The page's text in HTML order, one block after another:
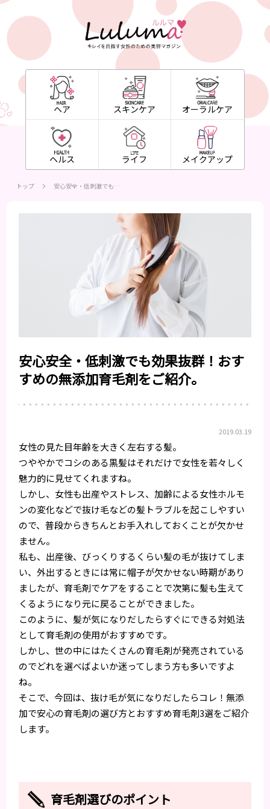
ヘア スキンケア オーラルケア
ヘルス ライフ メイクアップ
トップ 安心安全・低刺激でも…
安心安全・低刺激でも効果抜群！おす
すめの無添加育毛剤をご紹介。
2019.03.19
女性の見た目年齢を大きく左右する髪。
つややかでコシのある黒髪はそれだけで女性を若々しく
魅力的に見せてくれますね。
しかし、女性も出産やストレス、加齢による女性ホルモ
ンの変化などで抜け毛などの髪トラブルを起こしやすい
ので、普段からきちんとお手入れしておくことが欠かせ
ません。
私も、出産後、びっくりするくらい髪の毛が抜けてしま
い、外出するときには常に帽子が欠かせない時期があり
ましたが、育毛剤でケアをすることで次第に髪も生えて
くるようになり元に戻ることができました。
このように、髪が気になりだしたらすぐにできる対処法
として育毛剤の使用がおすすめです。
しかし、世の中にはたくさんの育毛剤が発売されている
のでどれを選べばよいか迷ってしまう方も多いですよ
ね。
そこで、今回は、抜け毛が気になりだしたらコレ！無添
加で安心の育毛剤の選び方とおすすめ育毛剤3選をご紹介
します。
育毛剤選びのポイント